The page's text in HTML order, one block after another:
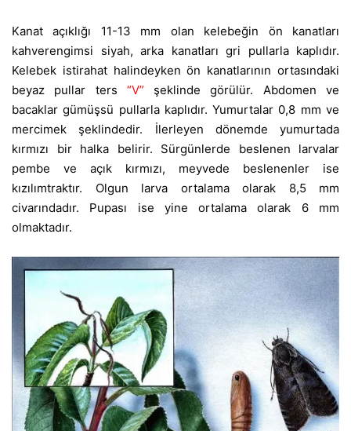
Kanat açıklığı 11-13 mm olan kelebeğin ön kanatları
kahverengimsi siyah, arka kanatları gri pullarla kaplıdır.
Kelebek istirahat halindeyken ön kanatlarının ortasındaki
beyaz pullar ters “V” şeklinde görülür. Abdomen ve
bacaklar gümüşsü pullarla kaplıdır. Yumurtalar 0,8 mm ve
mercimek şeklindedir. İlerleyen dönemde yumurtada
kırmızı bir halka belirir. Sürgünlerde beslenen larvalar
pembe ve açık kırmızı, meyvede beslenenler ise
kızılımtraktır. Olgun larva ortalama olarak 8,5 mm
civarındadır. Pupası ise yine ortalama olarak 6 mm
olmaktadır.